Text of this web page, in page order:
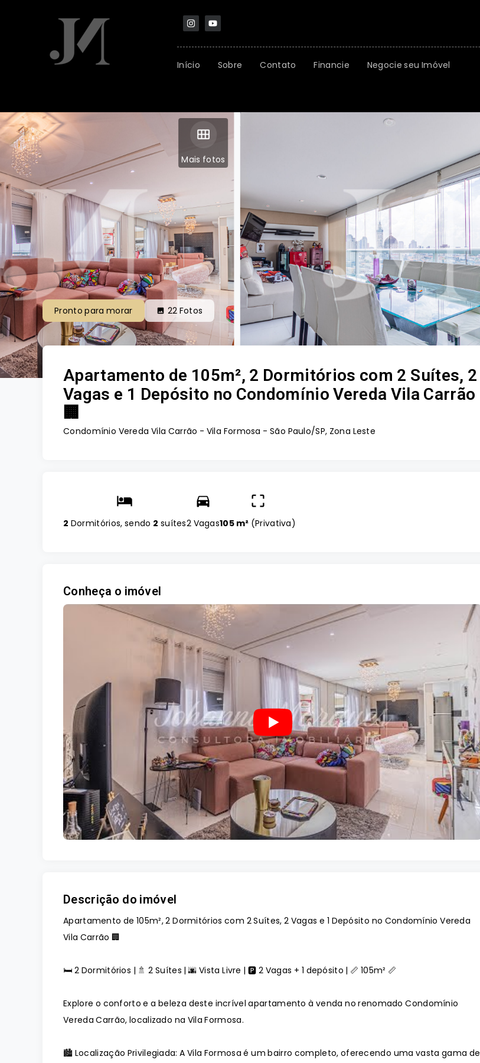
Início Sobre Contato Financie Negocie seu Imóvel
Mais fotos
Pronto para morar 22 Fotos
Apartamento de 105m², 2 Dormitórios com 2 Suítes, 2
Vagas e 1 Depósito no Condomínio Vereda Vila Carrão
🏢
Condomínio Vereda Vila Carrão - Vila Formosa - São Paulo/SP, Zona Leste
2 Dormitórios, sendo 2 suítes2 Vagas105 m² (Privativa)
Conheça o imóvel
Descrição do imóvel
Apartamento de 105m², 2 Dormitórios com 2 Suítes, 2 Vagas e 1 Depósito no Condomínio Vereda
Vila Carrão 🏢
🛏️ 2 Dormitórios | 🚿 2 Suítes | 🌆 Vista Livre | 🅿️ 2 Vagas + 1 depósito | 📏 105m² 📏
Explore o conforto e a beleza deste incrível apartamento à venda no renomado Condomínio
Vereda Carrão, localizado na Vila Formosa.
🏙️ Localização Privilegiada: A Vila Formosa é um bairro completo, oferecendo uma vasta gama de